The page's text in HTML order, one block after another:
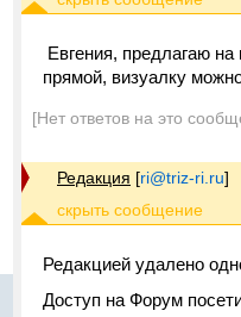
Евгения, предлагаю
прямой, визуалку
[Нет ответов на это
Редакция [ri@triz-ri.ru]
Редакцией удалено
Доступ на Форум